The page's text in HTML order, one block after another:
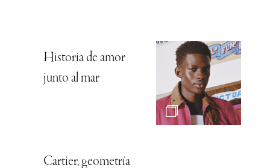
Historia de amor
junto al mar
Cartier, geometría